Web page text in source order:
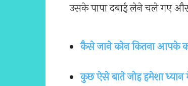
उसके पापा दबाई लेने चले गए
कैसे जाने कोन कितना आपके
कुछ ऐसे बाते जोह हमेशा ध्यान